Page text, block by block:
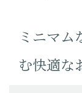
ミニマム
む快適な